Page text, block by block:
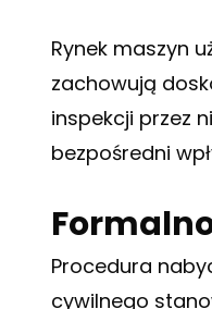
Rynek maszyn
zachowują
inspekcji przez
bezpośredni
Procedura
cywilnego